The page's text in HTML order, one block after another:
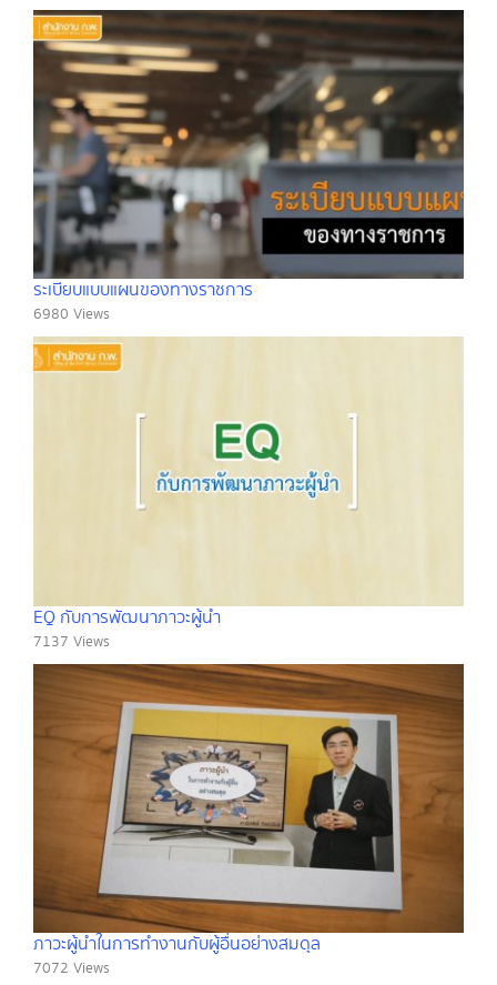
ระเบียบแบบแผนของทางราชการ
6980 Views
EQ กับการพัฒนาภาวะผู้นำ
7137 Views
ภาวะผู้นำในการทำงานกับผู้อื่นอย่างสมดุล
7072 Views